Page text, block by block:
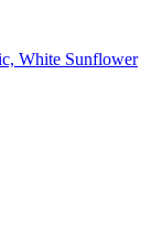
White Sunflower